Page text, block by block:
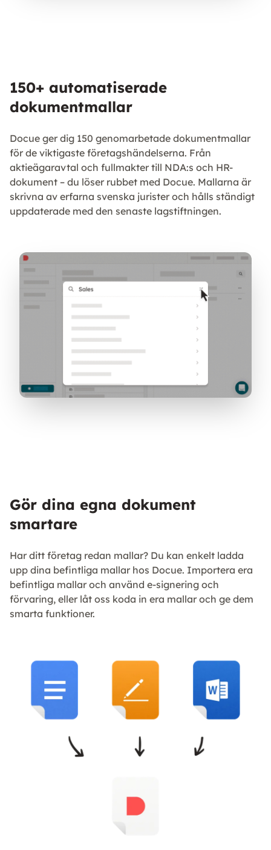
150+ automatiserade
dokumentmallar
Docue ger dig 150 genomarbetade dokumentmallar
för de viktigaste företagshändelserna. Från
aktieägaravtal och fullmakter till NDA:s och HR-
dokument – du löser rubbet med Docue. Mallarna är
skrivna av erfarna svenska jurister och hålls ständigt
uppdaterade med den senaste lagstiftningen.
Gör dina egna dokument
smartare
Har ditt företag redan mallar? Du kan enkelt ladda
upp dina befintliga mallar hos Docue. Importera era
befintliga mallar och använd e-signering och
förvaring, eller låt oss koda in era mallar och ge dem
smarta funktioner.